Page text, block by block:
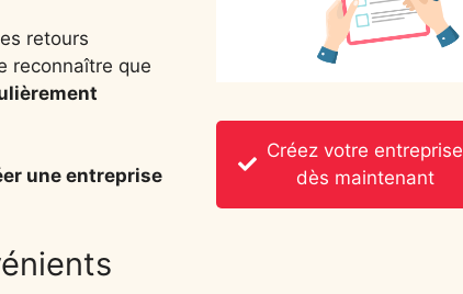
retours
reconnaître que
une entreprise
Créez votre entreprise
dès maintenant